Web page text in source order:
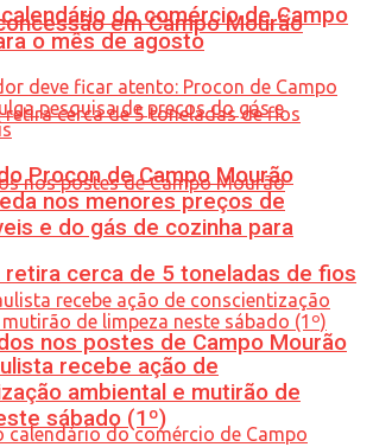
em Campo Mourão
cerca de 5 toneladas de fios
nos postes de Campo Mourão
do comércio de Campo
o mês de agosto
Procon de Campo Mourão
nos menores preços de
e do gás de cozinha para
recebe ação de
ambiental e mutirão de
sábado (1º)